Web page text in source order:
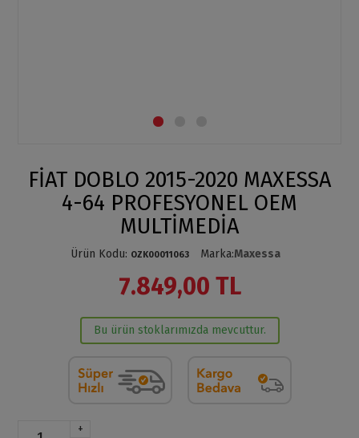
FİAT DOBLO 2015-2020 MAXESSA
4-64 PROFESYONEL OEM
MULTİMEDİA
Ürün Kodu: OZK00011063 Marka:Maxessa
7.849,00 TL
Bu ürün stoklarımızda mevcuttur.
+